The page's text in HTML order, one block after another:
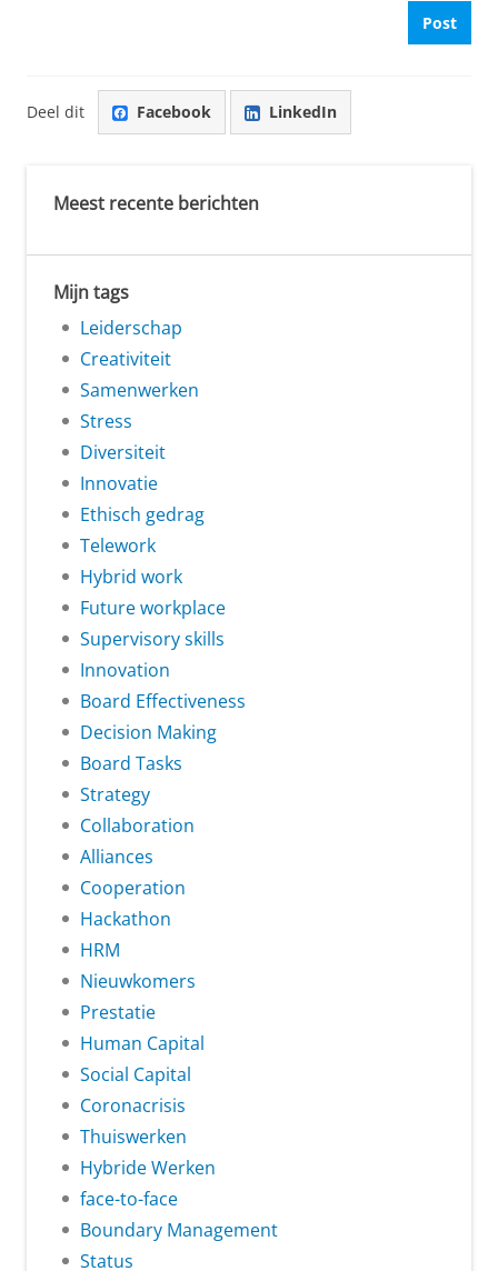
Post
Deel dit Facebook LinkedIn
Meest recente berichten
Mijn tags
Leiderschap
Creativiteit
Samenwerken
Stress
Diversiteit
Innovatie
Ethisch gedrag
Telework
Hybrid work
Future workplace
Supervisory skills
Innovation
Board Effectiveness
Decision Making
Board Tasks
Strategy
Collaboration
Alliances
Cooperation
Hackathon
HRM
Nieuwkomers
Prestatie
Human Capital
Social Capital
Coronacrisis
Thuiswerken
Hybride Werken
face-to-face
Boundary Management
Status